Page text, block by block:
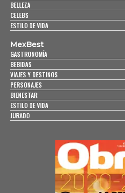
BELLEZA
CELEBS
ESTILO DE VIDA
MexBest
GASTRONOMÍA
BEBIDAS
VIAJES Y DESTINOS
PERSONAJES
BIENESTAR
ESTILO DE VIDA
JURADO